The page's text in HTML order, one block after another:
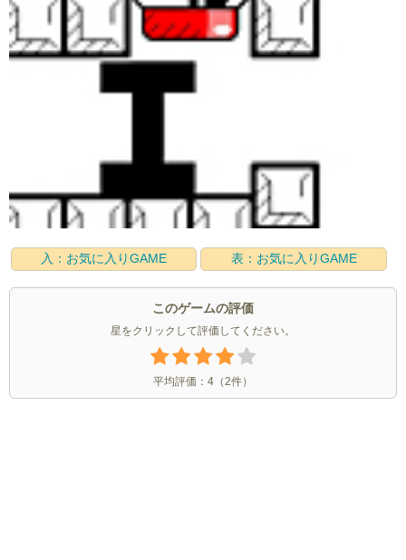
入：お気に入りGAME 表：お気に入りGAME
このゲームの評価
星をクリックして評価してください。
平均評価： 4 （2件）